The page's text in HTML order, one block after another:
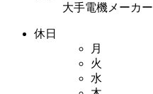
大手電機メーカー
休日
月
火
水